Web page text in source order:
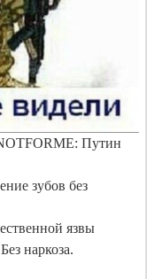
Путин
зубов без
язвы
наркоза.